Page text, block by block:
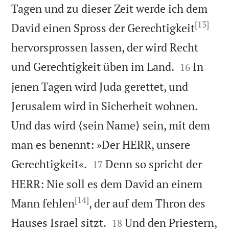
Tagen und zu dieser Zeit werde ich dem
David einen Spross der Gerechtigkeit[13]
hervorsprossen lassen, der wird Recht
und Gerechtigkeit üben im Land. 

16 In
jenen Tagen wird Juda gerettet, und
Jerusalem wird in Sicherheit wohnen.
Und das wird ⟨sein Name⟩ sein, mit dem
man es benennt: »Der HERR, unsere
Gerechtigkeit«. 

17 Denn so spricht der
HERR: Nie soll es dem David an einem
Mann fehlen[14], der auf dem Thron des
Hauses Israel sitzt. 

18 Und den Priestern,